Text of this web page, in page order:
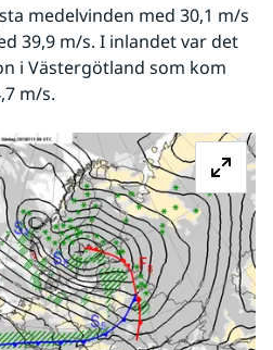
medelvinden med 30,1 m/s
39,9 m/s. I inlandet var det
i Västergötland som kom
m/s.